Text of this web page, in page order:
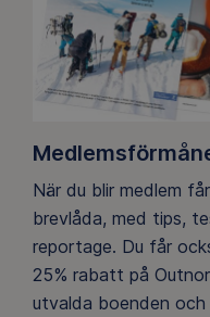
När du blir medlem
brevlåda, med tips,
reportage. Du får
25% rabatt på
utvalda boenden